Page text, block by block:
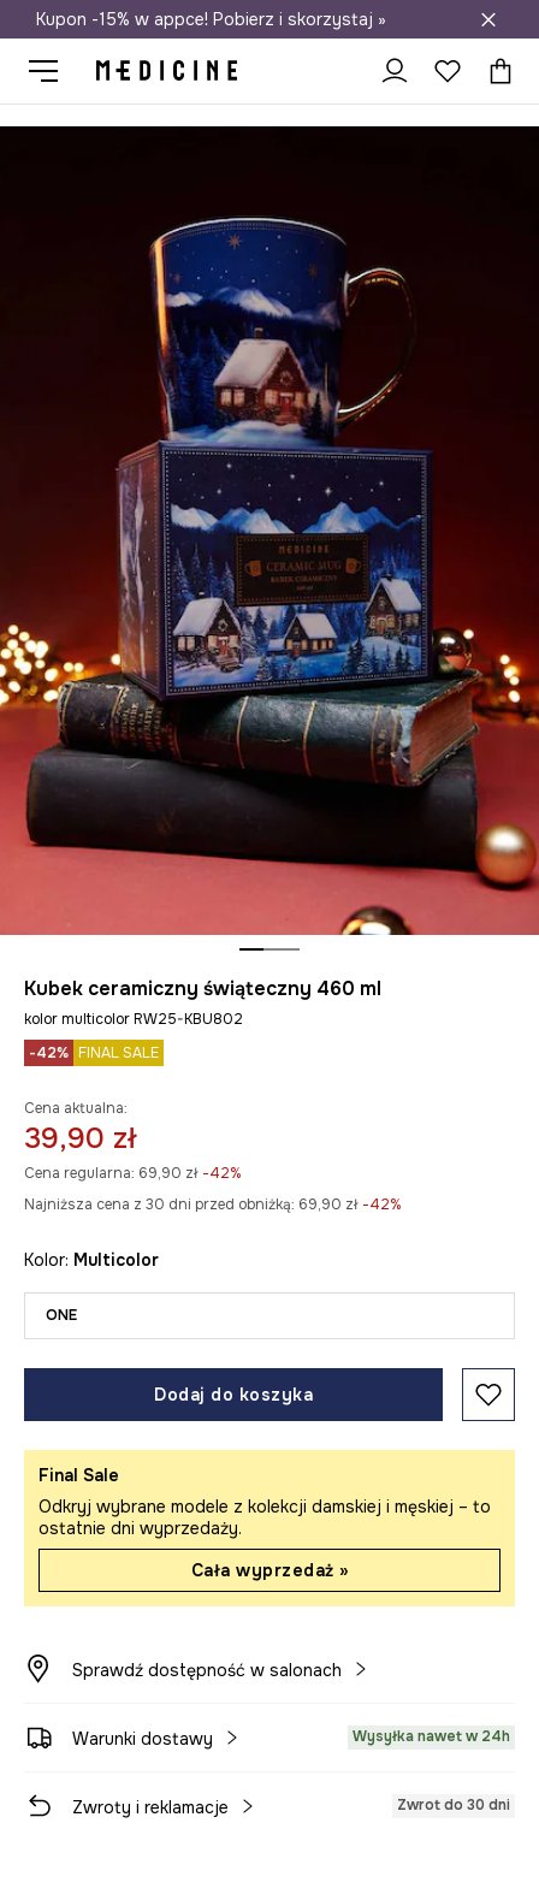
Darmowa dostawa do salonów
Kupon -15% w appce! Pobierz i skorzystaj »
Kubek ceramiczny świąteczny 460 ml
kolor multicolor RW25-KBU802
-42% FINAL SALE
Cena aktualna:
39,90 zł
Cena regularna: 69,90 zł -42%
Najniższa cena z 30 dni przed obniżką: 69,90 zł -42%
Kolor: multicolor
ONE
Dodaj do koszyka
Final Sale
Odkryj wybrane modele z kolekcji damskiej i męskiej – to
ostatnie dni wyprzedaży.
Cała wyprzedaż »
Sprawdź dostępność w salonach
Warunki dostawy Wysyłka nawet w 24h
Zwroty i reklamacje Zwrot do 30 dni